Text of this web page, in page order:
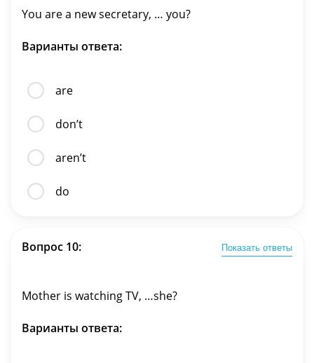
You are a new secretary, … you?
Варианты ответа:
are
don’t
aren’t
do
Вопрос 10: Показать ответы
Mother is watching TV, …she?
Варианты ответа: